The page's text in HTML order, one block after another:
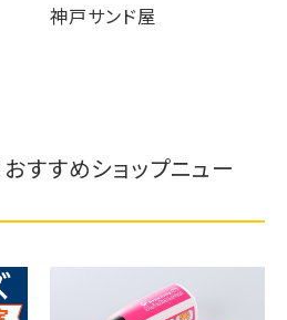
神戸サンド屋
すすめショップニュー